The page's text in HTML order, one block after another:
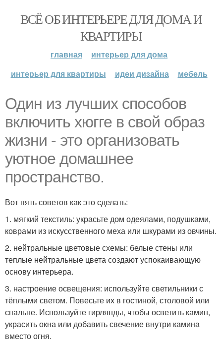
ВСЁ ОБ ИНТЕРЬЕРЕ ДЛЯ ДОМА И
КВАРТИРЫ
главная
интерьер для дома
интерьер для квартиры
идеи дизайна мебель
Один из лучших способов
включить хюгге в свой образ
жизни - это организовать
уютное домашнее
пространство.
Вот пять советов как это сделать:
1. мягкий текстиль: украсьте дом одеялами, подушками,
коврами из искусственного меха или шкурами из овчины.
2. нейтральные цветовые схемы: белые стены или
теплые нейтральные цвета создают успокаивающую
основу интерьера.
3. настроение освещения: используйте светильники с
тёплыми светом. Повесьте их в гостиной, столовой или
спальне. Используйте гирлянды, чтобы осветить камин,
украсить окна или добавить свечение внутри камина
вместо огня.